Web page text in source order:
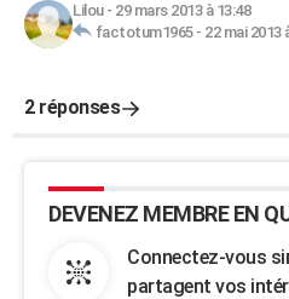
Lilou- 29 mars 2013 à 13:48
factotum1965- 22 mai 2013
2 réponses
DEVENEZ MEMBRE EN
Connectez-vous
partagent vos